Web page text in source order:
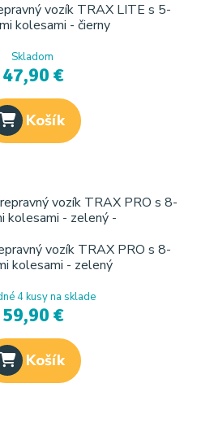
vozík TRAX LITE s 5-
kolesami - čierny
Skladom
47,90 €
Košík
vozík TRAX PRO s 8-
kolesami - zelený
4 kusy na sklade
59,90 €
Košík